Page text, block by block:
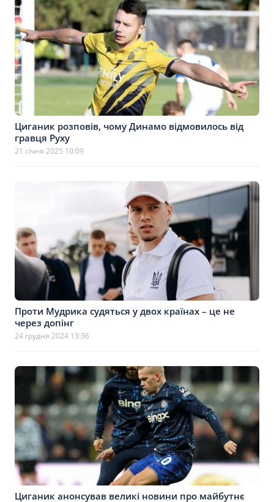
Циганик розповів, чому Динамо відмовилось від
гравця Руху
21 січня 2025 10:09
Проти Мудрика судяться у двох країнах – це не
через допінг
24 грудня 2024 13:36
Циганик анонсував великі новини про майбутнє